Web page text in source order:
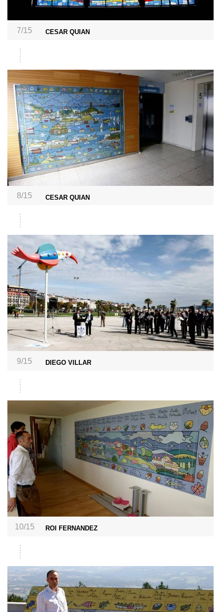
7/15 CESAR QUIAN
8/15 CESAR QUIAN
9/15 DIEGO VILLAR
10/15 ROI FERNANDEZ